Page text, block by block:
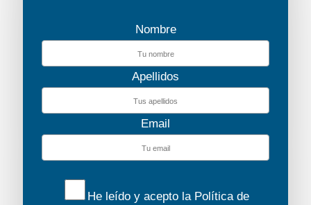
Nombre
Apellidos
Email
He leído y acepto la Política de